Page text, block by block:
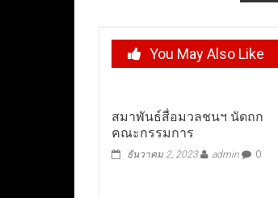
You May Also Like
สมาพันธ์สื่อมวลชนฯ นัดถก
คณะกรรมการ
ธันวาคม 2, 2023 admin 0